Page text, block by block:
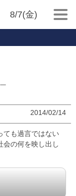
8/7(金)
2014/02/14
ても過言ではない
会の何を映し出し